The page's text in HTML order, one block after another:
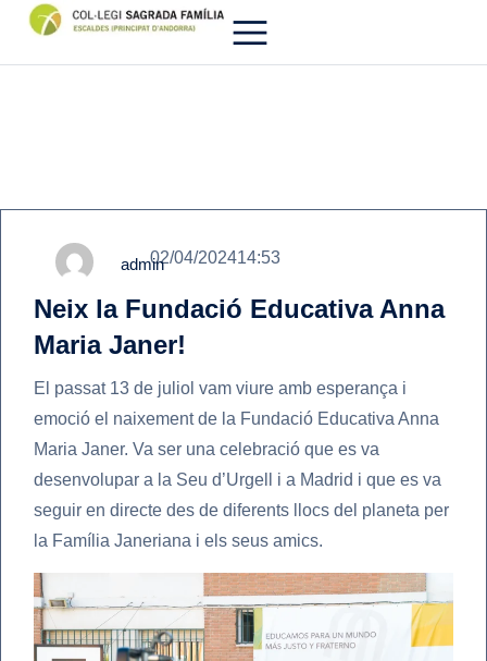
admin02/04/202414:53
Neix la Fundació Educativa Anna
Maria Janer!
El passat 13 de juliol vam viure amb esperança i
emoció el naixement de la Fundació Educativa Anna
Maria Janer. Va ser una celebració que es va
desenvolupar a la Seu d’Urgell i a Madrid i que es va
seguir en directe des de diferents llocs del planeta per
la Família Janeriana i els seus amics.